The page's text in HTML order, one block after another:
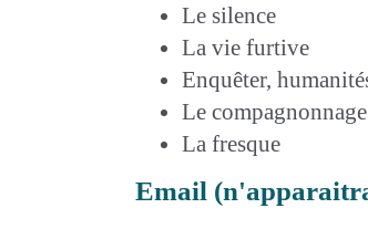
Le silence
La vie furtive
Enquêter,
Le
La fresque
Email